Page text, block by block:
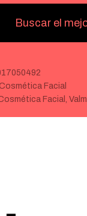
Buscar el
Facial
Facial,